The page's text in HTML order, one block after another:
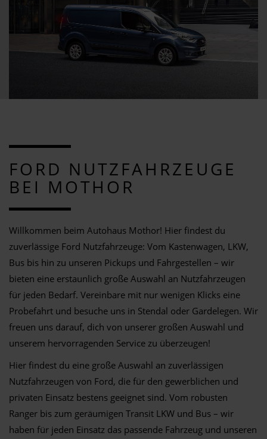
FORD NUTZFAHRZEUGE
BEI MOTHOR
Willkommen beim Autohaus Mothor! Hier findest du
zuverlässige Ford Nutzfahrzeuge: Vom Kastenwagen, LKW,
Bus bis hin zu unseren Pickups und Fahrgestellen – wir
bieten eine erstaunlich große Auswahl an Nutzfahrzeugen
für jeden Bedarf. Vereinbare mit nur wenigen Klicks eine
Probefahrt und besuche uns in Stendal oder Gardelegen. Wir
freuen uns darauf, dich von unserer großen Auswahl und
unserem hervorragenden Service zu überzeugen!
Hier findest du eine große Auswahl an zuverlässigen
Nutzfahrzeugen von Ford, die für den gewerblichen und
privaten Einsatz bestens geeignet sind. Vom robusten
Ranger bis zum geräumigen Transit LKW und Bus – wir
haben für jeden Einsatz das passende Fahrzeug und unseren